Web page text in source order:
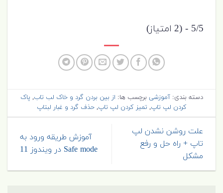
5/5 - (2 امتیاز)
دسته بندی:آموزشی برچسب ها: از بین بردن گرد و خاک لب تاب, پاک
کردن لپ تاپ, تمیز کردن لپ تاپ,حذف گرد و غبار لبتاپ
علت روشن نشدن لپ
تاپ + راه حل و رفع
مشکل
آموزش طریقه ورود به
Safe mode در ویندوز 11